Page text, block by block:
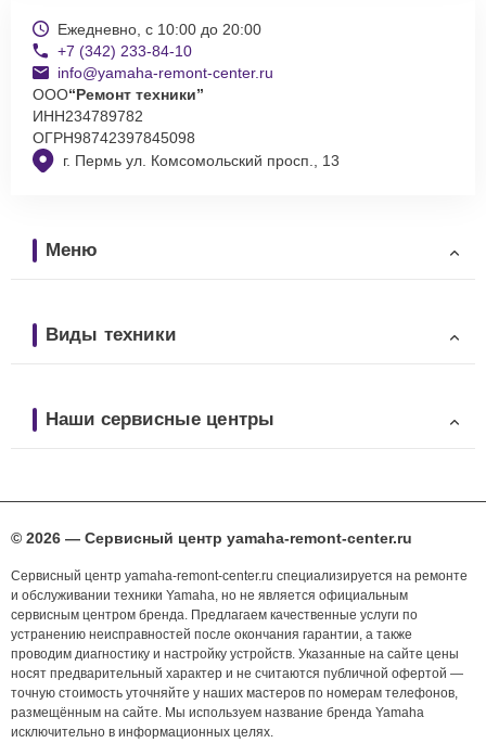
г. Пермь ул. Комсомольский просп., 13
Ежедневно, с 10:00 до 20:00
+7 (342) 233-84-10
info@yamaha-remont-center.ru
ООО“Ремонт техники”
ИНН234789782
ОГРН98742397845098
Меню
Виды техники
Наши сервисные центры
© 2026 — Сервисный центр yamaha-remont-center.ru
Сервисный центр yamaha-remont-center.ru специализируется на ремонте
и обслуживании техники Yamaha, но не является официальным
сервисным центром бренда. Предлагаем качественные услуги по
устранению неисправностей после окончания гарантии, а также
проводим диагностику и настройку устройств. Указанные на сайте цены
носят предварительный характер и не считаются публичной офертой —
точную стоимость уточняйте у наших мастеров по номерам телефонов,
размещённым на сайте. Мы используем название бренда Yamaha
исключительно в информационных целях.